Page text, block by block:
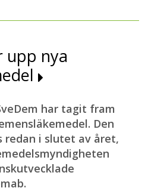
upp nya
har tagit fram
Den
redan i slutet av året,